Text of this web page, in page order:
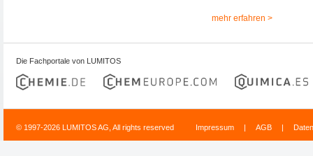
mehr erfahren >
Die Fachportale von LUMITOS
© 1997-2026 LUMITOS AG, All rights reserved Impressum | AGB |